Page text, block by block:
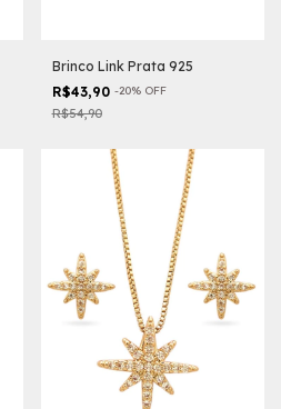
Brinco Link Prata 925
R$43,90 -20% OFF
R$54,90